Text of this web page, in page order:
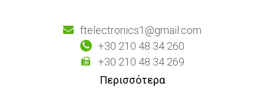
ftelectronics1@gmail.com
+30 210 48 34 260
+30 210 48 34 269
Περισσότερα